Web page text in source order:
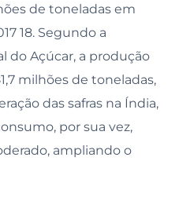
de toneladas em
18. Segundo a
do Açúcar, a produção
milhões de toneladas,
das safras na Índia,
por sua vez,
ampliando o